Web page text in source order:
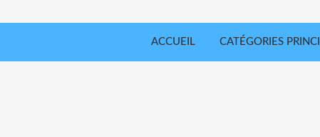
ACCUEIL CATÉGORIES